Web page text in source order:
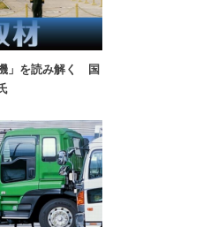
」を読み解く 国